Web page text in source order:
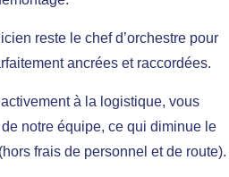
reste le chef d’orchestre pour
ancrées et raccordées.
à la logistique, vous
notre équipe, ce qui diminue le
frais de personnel et de route).